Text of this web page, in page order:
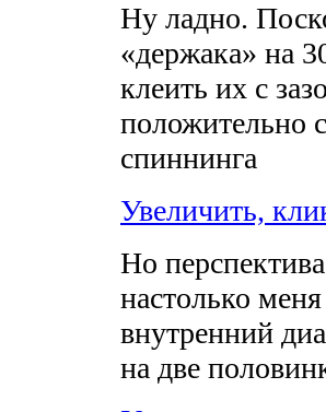
Ну ладно.
«держака» на
клеить их с
положительно
спиннинга
Увеличить,
Но
настолько
внутренний
на две